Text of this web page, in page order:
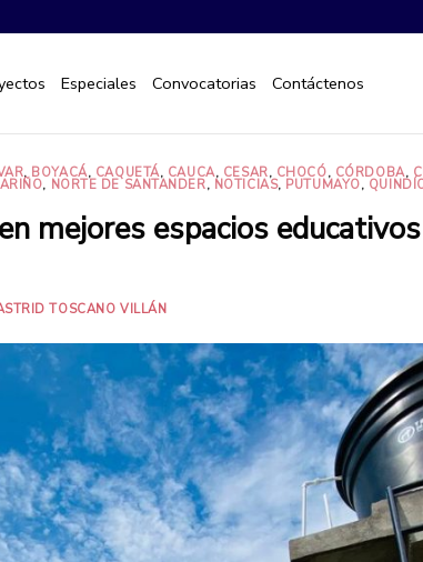
Especiales Convocatorias Contáctenos
,BOYACÁ, CAQUETÁ, CAUCA, CESAR, CHOCÓ, CÓRDOBA,
, NORTE DE SANTANDER, NOTICIAS, PUTUMAYO,
mejores espacios
TOSCANO VILLÁN